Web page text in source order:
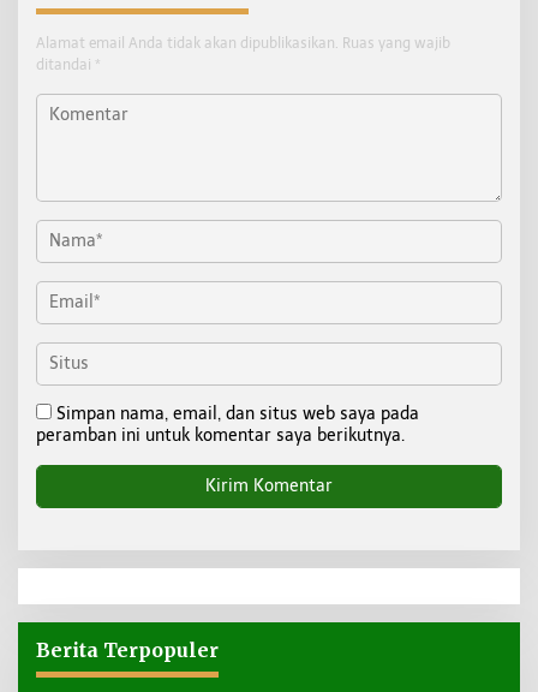
Alamat email Anda tidak akan dipublikasikan. Ruas yang wajib
ditandai *
Simpan nama, email, dan situs web saya pada
peramban ini untuk komentar saya berikutnya.
Berita Terpopuler